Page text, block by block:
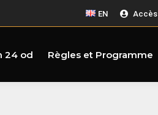
EN Accès
24 od Règles et Programme